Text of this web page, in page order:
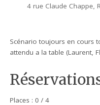
4 rue Claude Chappe,
Scénario toujours en cours
attendu a la table (Laurent,
Places : 0 / 4